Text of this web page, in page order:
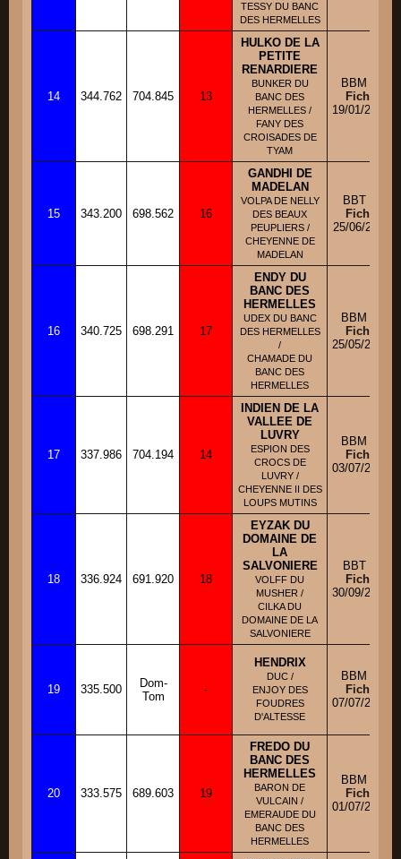
TESSY DU BANC
DES HERMELLES
14 344.762 704.845 13
HULKO DE LA
PETITE
RENARDIERE
BUNKER DU
BANC DES
HERMELLES /
FANY DES
CROISADES DE
TYAM
BBM M
Fiche
19/01/2012
15 343.200 698.562 16
GANDHI DE
MADELAN
VOLPA DE NELLY
DES BEAUX
PEUPLIERS /
CHEYENNE DE
MADELAN
BBT M
Fiche
25/06/2011
16 340.725 698.291 17
ENDY DU
BANC DES
HERMELLES
UDEX DU BANC
DES HERMELLES
/
CHAMADE DU
BANC DES
HERMELLES
BBM M
Fiche
25/05/2009
17 337.986 704.194 14
INDIEN DE LA
VALLEE DE
LUVRY
ESPION DES
CROCS DE
LUVRY /
CHEYENNE II DES
LOUPS MUTINS
BBM M
Fiche
03/07/2013
18 336.924 691.920 18
EYZAK DU
DOMAINE DE
LA
SALVONIERE
VOLFF DU
MUSHER /
CILKA DU
DOMAINE DE LA
SALVONIERE
BBT M
Fiche
30/09/2009
19 335.500
Dom-
Tom
-
HENDRIX
DUC /
ENJOY DES
FOUDRES
D'ALTESSE
BBM M
Fiche
07/07/2012
20 333.575 689.603 19
FREDO DU
BANC DES
HERMELLES
BARON DE
VULCAIN /
EMERAUDE DU
BANC DES
HERMELLES
BBM M
Fiche
01/07/2010